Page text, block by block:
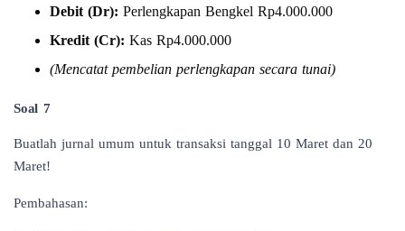
Debit (Dr): Perlengkapan Bengkel Rp4.000.000
Kredit (Cr): Kas Rp4.000.000
(Mencatat pembelian perlengkapan secara tunai)
Soal 7
Buatlah jurnal umum untuk transaksi tanggal 10 Maret dan 20
Maret!
Pembahasan: